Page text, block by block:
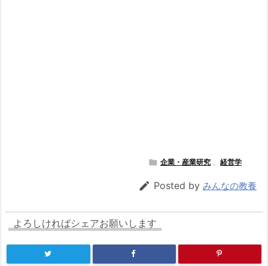
 企業・産業研究 , 経営学
 Posted by みんなの教養
よろしければシェアお願いします